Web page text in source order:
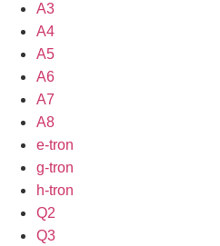
A3
A4
A5
A6
A7
A8
e-tron
g-tron
h-tron
Q2
Q3